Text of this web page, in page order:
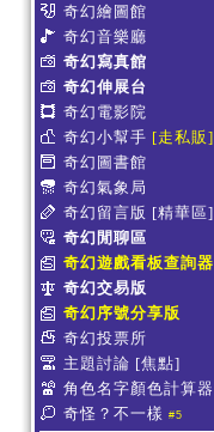
奇幻繪圖館
奇幻音樂廳
奇幻寫真館
奇幻伸展台
奇幻電影院
奇幻小幫手 [走私販]
奇幻圖書館
奇幻氣象局
奇幻留言版 [精華區]
奇幻閒聊區
奇幻遊戲看板查詢器
奇幻交易版
奇幻序號分享版
奇幻投票所
主題討論 [焦點]
角色名字顏色計算器
奇怪？不一樣 #5